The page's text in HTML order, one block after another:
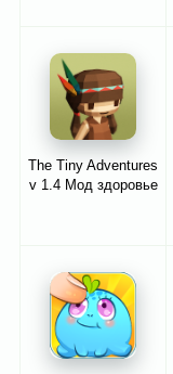
The Tiny Adventures
v 1.4 Мод здоровье